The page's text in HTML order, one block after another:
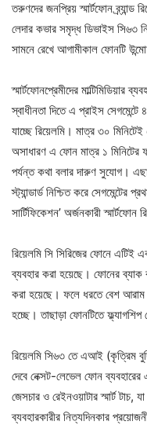
তরুণদের জনপ্রিয় স্মার্টফোন ব্র্যান্ড
লেদার কভার সমৃদ্ধ ডিভাইস সি৬৩
সামনে রেখে আগামীকাল ফোনটি
স্মার্টফোনপ্রেমীদের মাল্টিমিডিয়ার
স্বাধীনতা দিতে এ প্রাইস
যাচ্ছে রিয়েলমি। মাত্র ৩০
অসাধারণ এ ফোন মাত্র ১ মিনিটের
পর্যন্ত কথা বলার দারুণ সুযোগ।
স্ট্যান্ডার্ড নিশ্চিত করে সেগমেন্টের
সার্টিফিকেশন’ অর্জনকারী স্মার্টফোন
রিয়েলমি সি সিরিজের ফোনে এটিই
ব্যবহার করা হয়েছে। ফোনের ব্যাক
করা হয়েছে। ফলে ধরতে বেশ
হচ্ছে। তাছাড়া ফোনটিতে
রিয়েলমি সি৬৩ তে এআই (কৃত্রিম
দেবে নেক্সট-লেভেল ফোন
জেসচার ও রেইনওয়াটার স্মার্ট টাচ,
ব্যবহারকারীর নিত্যদিনকার